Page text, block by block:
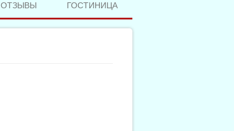
ОТЗЫВЫ ГОСТИНИЦА